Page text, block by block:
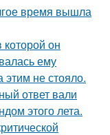
время вышла
он
ему
этим не стояло.
ответ вали
этого лета.